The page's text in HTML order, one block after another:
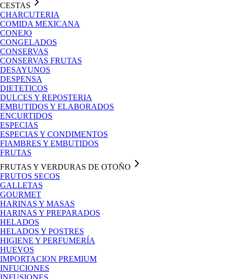
CESTAS
CHARCUTERIA
COMIDA MEXICANA
CONEJO
CONGELADOS
CONSERVAS
CONSERVAS FRUTAS
DESAYUNOS
DESPENSA
DIETETICOS
DULCES Y REPOSTERIA
EMBUTIDOS Y ELABORADOS
ENCURTIDOS
ESPECIAS
ESPECIAS Y CONDIMENTOS
FIAMBRES Y EMBUTIDOS
FRUTAS
FRUTAS Y VERDURAS DE OTOÑO
FRUTOS SECOS
GALLETAS
GOURMET
HARINAS Y MASAS
HARINAS Y PREPARADOS
HELADOS
HELADOS Y POSTRES
HIGIENE Y PERFUMERÍA
HUEVOS
IMPORTACION PREMIUM
INFUCIONES
INFUSIONES